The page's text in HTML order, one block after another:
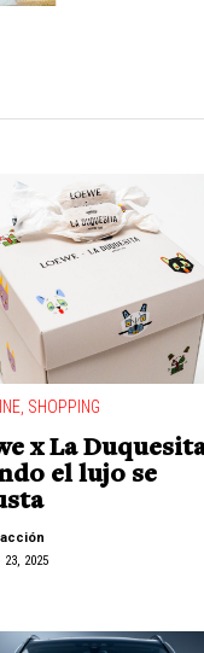
, SHOPPING
x La
el lujo se
2025